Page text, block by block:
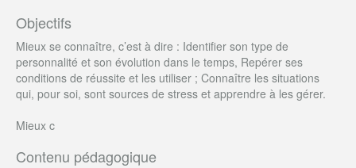
Objectifs
Mieux se connaître, c’est à dire : Identifier son type de
personnalité et son évolution dans le temps, Repérer ses
conditions de réussite et les utiliser ; Connaître les situations
qui, pour soi, sont sources de stress et apprendre à les gérer.
Mieux c
Contenu pédagogique